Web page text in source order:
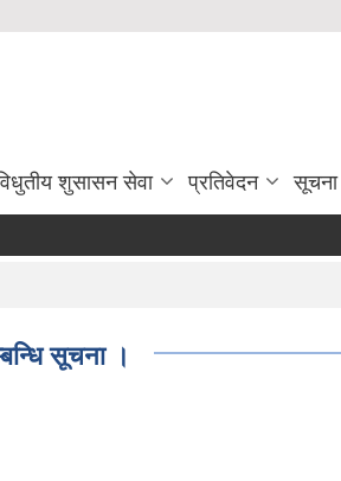
शुसासन सेवा प्रतिवेदन सूचना
सूचना ।